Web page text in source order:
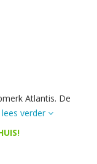
Atlantis. De
lees verder